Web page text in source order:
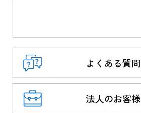
よくある質問
法人のお客様